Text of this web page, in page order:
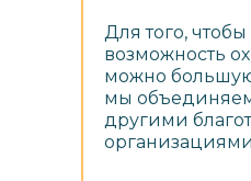
Для того,
возможность
можно
мы
другими